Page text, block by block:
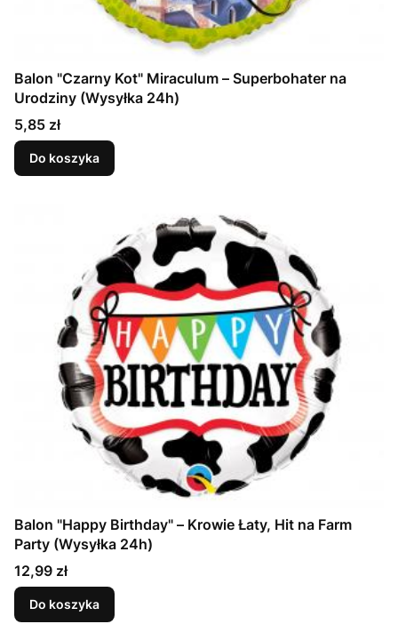
Balon "Czarny Kot" Miraculum – Superbohater na
Urodziny (Wysyłka 24h)
Cena
5,85 zł
Do koszyka
Balon "Happy Birthday" – Krowie Łaty, Hit na Farm
Party (Wysyłka 24h)
Cena
12,99 zł
Do koszyka